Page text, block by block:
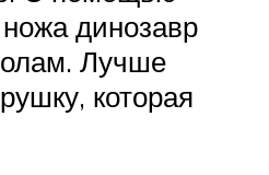
динозавр
Лучше
которая